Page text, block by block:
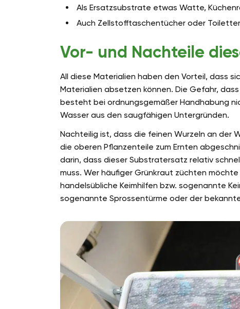
Als Ersatzsubstrate etwas Watte,
Auch Zellstofftaschentücher oder
Vor- und Nachteile
All diese Materialien haben den Vorteil, dass
Materialien absetzen können. Die Gefahr,
besteht bei ordnungsgemäßer Handhabung
Wasser aus den saugfähigen Untergründen.
Nachteilig ist, dass die feinen Wurzeln an der
die oberen Pflanzenteile zum Ernten
darin, dass dieser Substratersatz relativ
muss. Wer häufiger Grünkraut züchten
handelsübliche Keimhilfen bzw. sogenannte
sogenannte Sprossentürme oder der